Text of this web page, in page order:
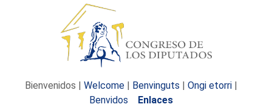
Bienvenidos | Welcome | Benvinguts | Ongi etorri |
Benvidos
Enlaces